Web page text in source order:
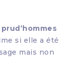
si elle a été
mais non